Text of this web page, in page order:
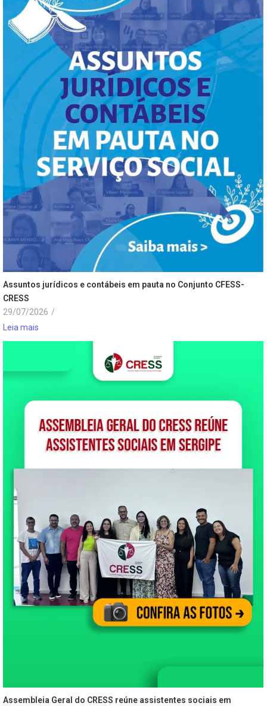
Assuntos jurídicos e contábeis em pauta no Conjunto CFESS-
CRESS
29/07/2026 /
Leia mais
Assembleia Geral do CRESS reúne assistentes sociais em